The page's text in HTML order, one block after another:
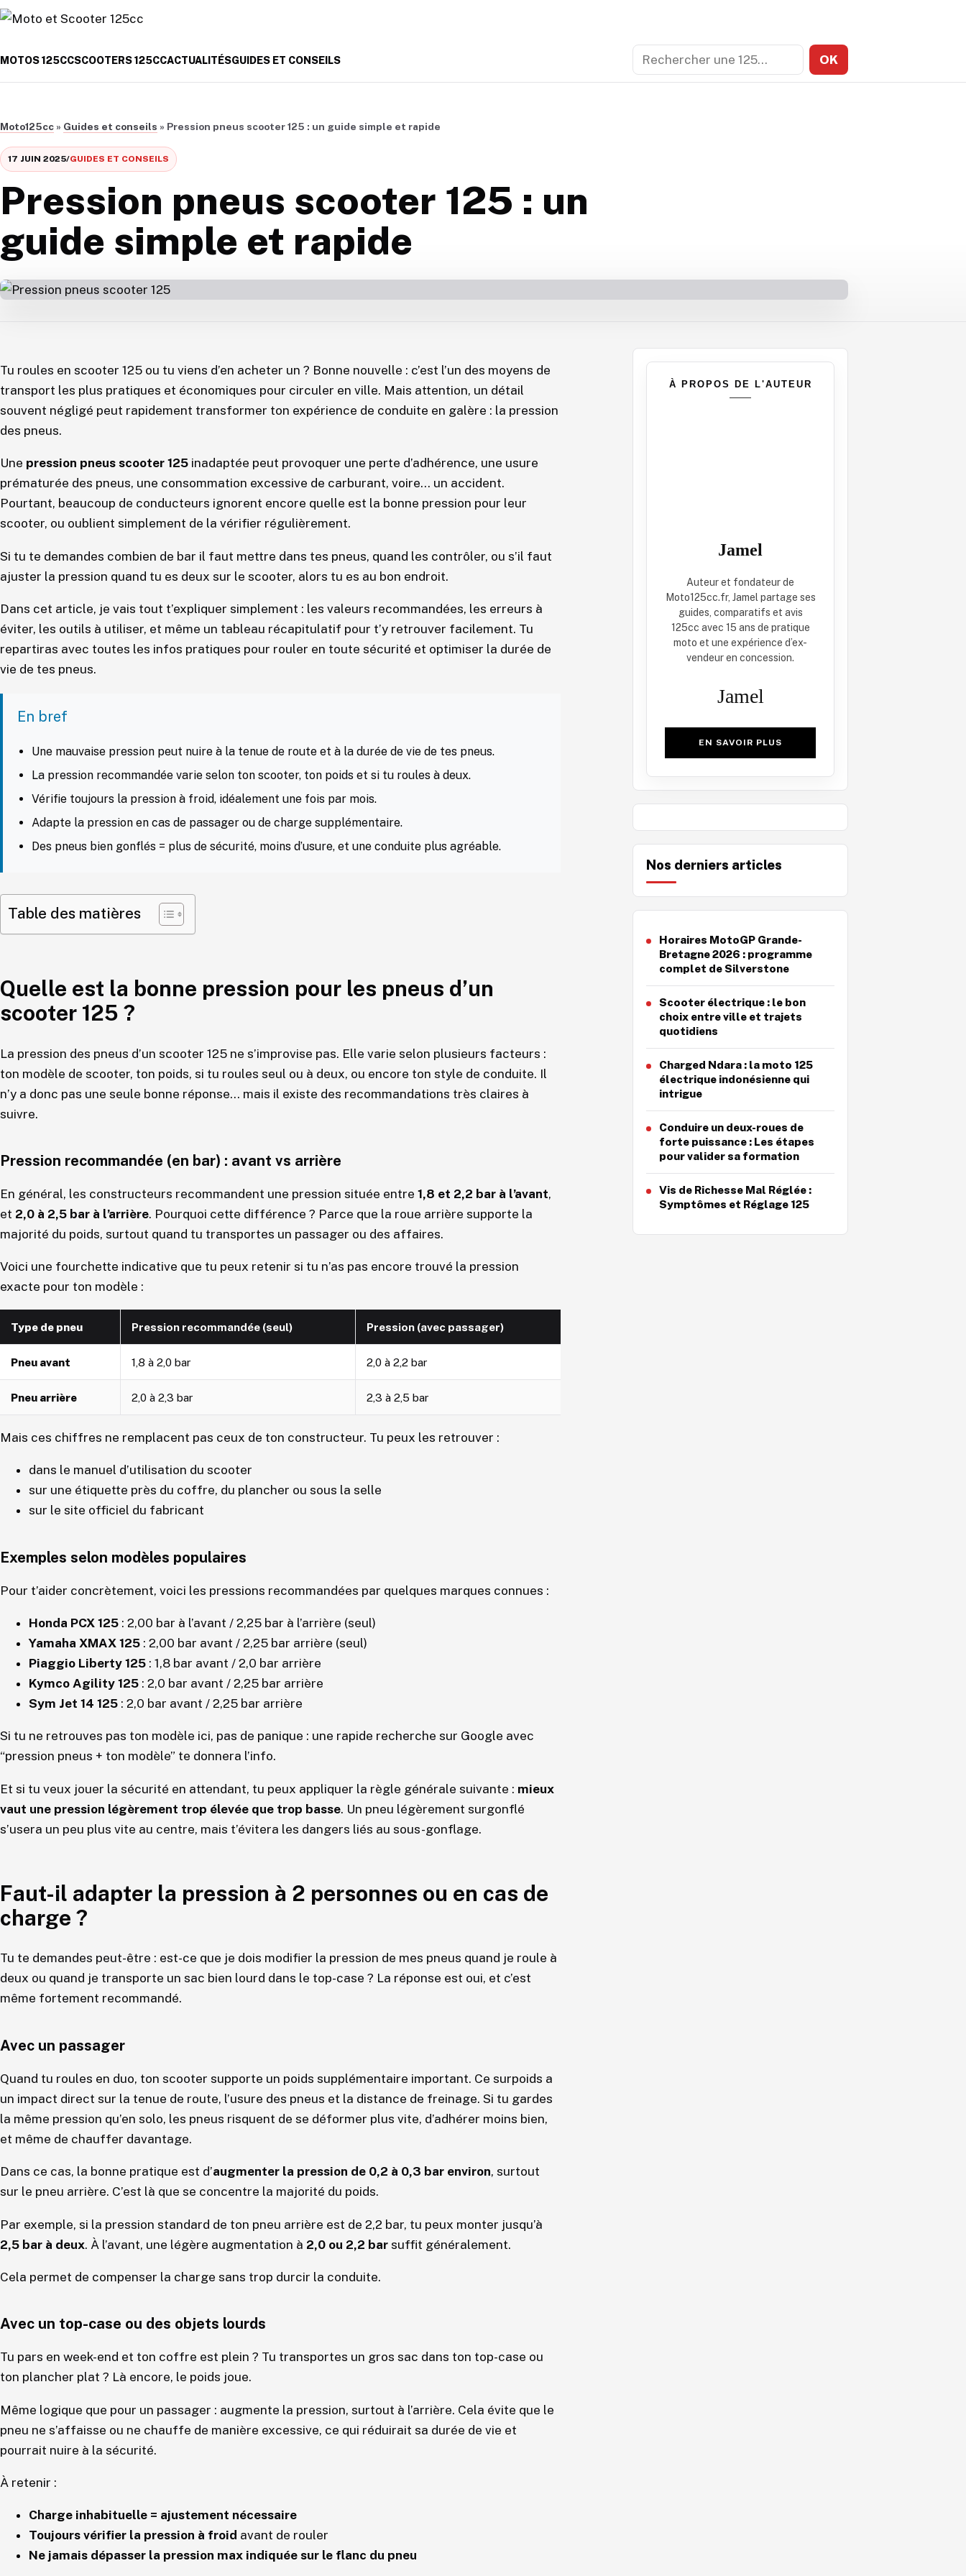
Aller au contenu
MOTOS 125CCSCOOTERS 125CCACTUALITÉSGUIDES ET CONSEILS Rechercher OK
Moto125cc » Guides et conseils » Pression pneus scooter 125 : un guide simple et rapide
17 JUIN 2025/GUIDES ET CONSEILS
Pression pneus scooter 125 : un
guide simple et rapide
Tu roules en scooter 125 ou tu viens d’en acheter un ? Bonne nouvelle : c’est l’un des moyens de
transport les plus pratiques et économiques pour circuler en ville. Mais attention, un détail
souvent négligé peut rapidement transformer ton expérience de conduite en galère : la pression
des pneus.
Une pression pneus scooter 125 inadaptée peut provoquer une perte d’adhérence, une usure
prématurée des pneus, une consommation excessive de carburant, voire… un accident.
Pourtant, beaucoup de conducteurs ignorent encore quelle est la bonne pression pour leur
scooter, ou oublient simplement de la vérifier régulièrement.
Si tu te demandes combien de bar il faut mettre dans tes pneus, quand les contrôler, ou s’il faut
ajuster la pression quand tu es deux sur le scooter, alors tu es au bon endroit.
Dans cet article, je vais tout t’expliquer simplement : les valeurs recommandées, les erreurs à
éviter, les outils à utiliser, et même un tableau récapitulatif pour t’y retrouver facilement. Tu
repartiras avec toutes les infos pratiques pour rouler en toute sécurité et optimiser la durée de
vie de tes pneus.
En bref
Une mauvaise pression peut nuire à la tenue de route et à la durée de vie de tes pneus.
La pression recommandée varie selon ton scooter, ton poids et si tu roules à deux.
Vérifie toujours la pression à froid, idéalement une fois par mois.
Adapte la pression en cas de passager ou de charge supplémentaire.
Des pneus bien gonflés = plus de sécurité, moins d’usure, et une conduite plus agréable.
Table des matières
Quelle est la bonne pression pour les pneus d’un
scooter 125 ?
La pression des pneus d’un scooter 125 ne s’improvise pas. Elle varie selon plusieurs facteurs :
ton modèle de scooter, ton poids, si tu roules seul ou à deux, ou encore ton style de conduite. Il
n’y a donc pas une seule bonne réponse… mais il existe des recommandations très claires à
suivre.
Pression recommandée (en bar) : avant vs arrière
En général, les constructeurs recommandent une pression située entre 1,8 et 2,2 bar à l’avant,
et 2,0 à 2,5 bar à l’arrière. Pourquoi cette différence ? Parce que la roue arrière supporte la
majorité du poids, surtout quand tu transportes un passager ou des affaires.
Voici une fourchette indicative que tu peux retenir si tu n’as pas encore trouvé la pression
exacte pour ton modèle :
Type de pneu Pression recommandée (seul) Pression (avec passager)
Pneu avant 1,8 à 2,0 bar 2,0 à 2,2 bar
Pneu arrière 2,0 à 2,3 bar 2,3 à 2,5 bar
Mais ces chiffres ne remplacent pas ceux de ton constructeur. Tu peux les retrouver :
dans le manuel d’utilisation du scooter
sur une étiquette près du coffre, du plancher ou sous la selle
sur le site officiel du fabricant
Exemples selon modèles populaires
Pour t’aider concrètement, voici les pressions recommandées par quelques marques connues :
Honda PCX 125 : 2,00 bar à l’avant / 2,25 bar à l’arrière (seul)
Yamaha XMAX 125 : 2,00 bar avant / 2,25 bar arrière (seul)
Piaggio Liberty 125 : 1,8 bar avant / 2,0 bar arrière
Kymco Agility 125 : 2,0 bar avant / 2,25 bar arrière
Sym Jet 14 125 : 2,0 bar avant / 2,25 bar arrière
Si tu ne retrouves pas ton modèle ici, pas de panique : une rapide recherche sur Google avec
“pression pneus + ton modèle” te donnera l’info.
Et si tu veux jouer la sécurité en attendant, tu peux appliquer la règle générale suivante : mieux
vaut une pression légèrement trop élevée que trop basse. Un pneu légèrement surgonflé
s’usera un peu plus vite au centre, mais t’évitera les dangers liés au sous-gonflage.
Faut-il adapter la pression à 2 personnes ou en cas de
charge ?
Tu te demandes peut-être : est-ce que je dois modifier la pression de mes pneus quand je roule à
deux ou quand je transporte un sac bien lourd dans le top-case ? La réponse est oui, et c’est
même fortement recommandé.
Avec un passager
Quand tu roules en duo, ton scooter supporte un poids supplémentaire important. Ce surpoids a
un impact direct sur la tenue de route, l’usure des pneus et la distance de freinage. Si tu gardes
la même pression qu’en solo, les pneus risquent de se déformer plus vite, d’adhérer moins bien,
et même de chauffer davantage.
Dans ce cas, la bonne pratique est d’augmenter la pression de 0,2 à 0,3 bar environ, surtout
sur le pneu arrière. C’est là que se concentre la majorité du poids.
Par exemple, si la pression standard de ton pneu arrière est de 2,2 bar, tu peux monter jusqu’à
2,5 bar à deux. À l’avant, une légère augmentation à 2,0 ou 2,2 bar suffit généralement.
Cela permet de compenser la charge sans trop durcir la conduite.
Avec un top-case ou des objets lourds
Tu pars en week-end et ton coffre est plein ? Tu transportes un gros sac dans ton top-case ou
ton plancher plat ? Là encore, le poids joue.
Même logique que pour un passager : augmente la pression, surtout à l’arrière. Cela évite que le
pneu ne s’affaisse ou ne chauffe de manière excessive, ce qui réduirait sa durée de vie et
pourrait nuire à la sécurité.
À retenir :
Charge inhabituelle = ajustement nécessaire
Toujours vérifier la pression à froid avant de rouler
Ne jamais dépasser la pression max indiquée sur le flanc du pneu
À PROPOS DE L'AUTEUR
Jamel
Auteur et fondateur de
Moto125cc.fr, Jamel partage ses
guides, comparatifs et avis
125cc avec 15 ans de pratique
moto et une expérience d’ex-
vendeur en concession.
Jamel
EN SAVOIR PLUS
Nos derniers articles
Horaires MotoGP Grande-
Bretagne 2026 : programme
complet de Silverstone
Scooter électrique : le bon
choix entre ville et trajets
quotidiens
Charged Ndara : la moto 125
électrique indonésienne qui
intrigue
Conduire un deux-roues de
forte puissance : Les étapes
pour valider sa formation
Vis de Richesse Mal Réglée :
Symptômes et Réglage 125